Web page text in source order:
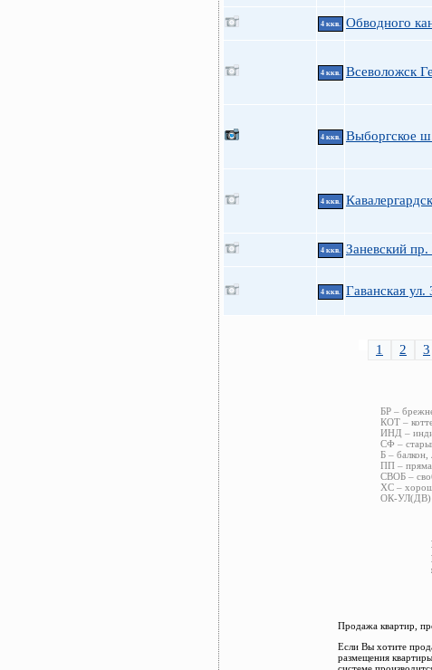
4 ккв. Обводного
4 ккв. Всеволожск
4 ккв. Выборгское
4 ккв.
4 ккв. Заневский пр.
4 ккв. Гаванская ул.
1 2 3
БР –
КОТ –
ИНД –
СФ –
Б –
ПП –
СВОБ –
ХС –
ОК-УЛ(ДВ)
Продажа квартир,
Если Вы хотите
размещения